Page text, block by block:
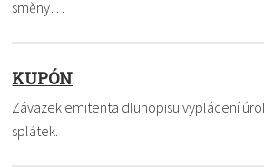
směny…
KUPÓN
Závazek emitenta dluhopisu vyplácení
splátek.